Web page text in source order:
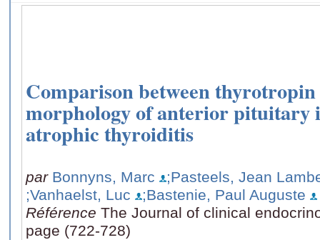
Comparison between
morphology of anterior pituitary
atrophic thyroiditis
par Bonnyns, Marc
;Pasteels, Jean
;Vanhaelst, Luc
;Bastenie, Paul Auguste
Référence The Journal of clinical
page (722-728)